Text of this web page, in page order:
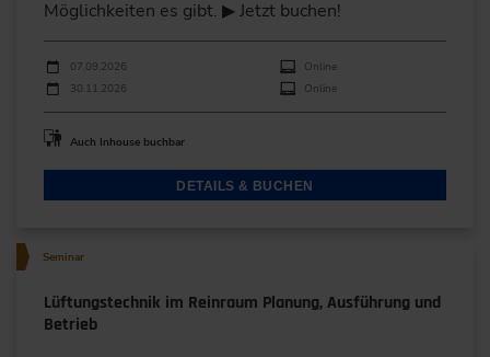
Möglichkeiten es gibt. ▶ Jetzt buchen!
Durchführungen
Veranstaltungsdatum
07.09.2026
Online
30.11.2026
Online
Auch Inhouse buchbar
DETAILS & BUCHEN
Seminar
Lüftungstechnik im Reinraum Planung, Ausführung und
Betrieb